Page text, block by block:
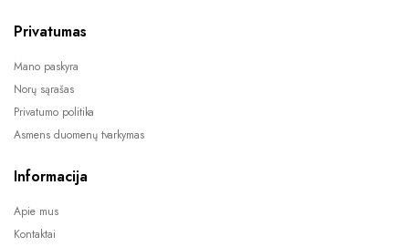
Privatumas
Mano paskyra
Norų sąrašas
Privatumo politika
Asmens duomenų tvarkymas
Informacija
Apie mus
Kontaktai